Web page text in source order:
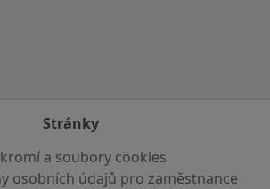
Stránky
a soubory cookies
osobních údajů pro zaměstnance